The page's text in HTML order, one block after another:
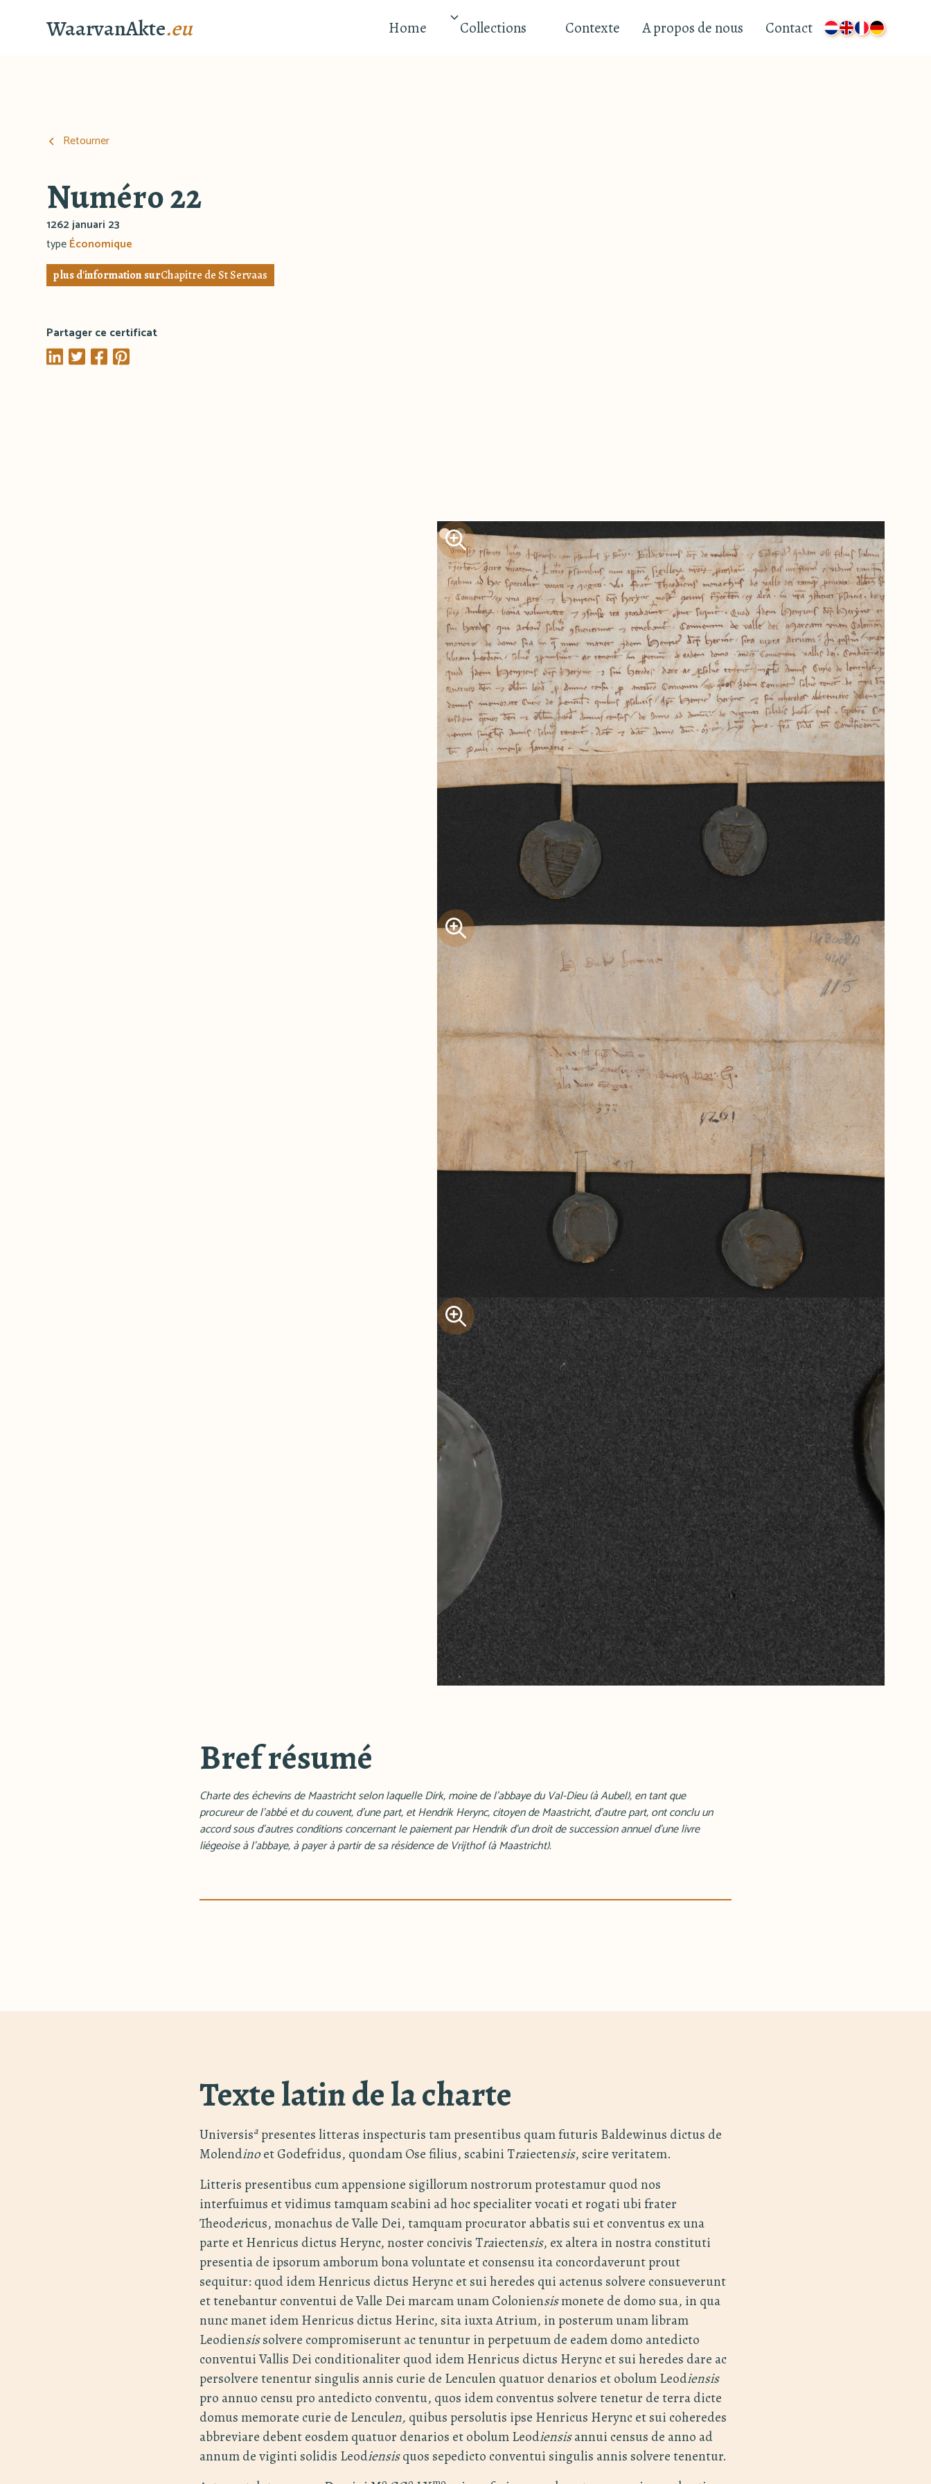
WaarvanAkte.eu Home Collections Contexte A propos de nous Contact
Retourner
Numéro 22
1262 januari 23
typeÉconomique
plus d'information surChapitre de St Servaas
Partager ce certificat
Bref résumé
Charte des échevins de Maastricht selon laquelle Dirk, moine de l'abbaye du Val-Dieu (à Aubel), en tant que
procureur de l'abbé et du couvent, d'une part, et Hendrik Herync, citoyen de Maastricht, d'autre part, ont conclu un
accord sous d'autres conditions concernant le paiement par Hendrik d'un droit de succession annuel d'une livre
liégeoise à l'abbaye, à payer à partir de sa résidence de Vrijthof (à Maastricht).
Texte latin de la charte
Universisa presentes litteras inspecturis tam presentibus quam futuris Baldewinus dictus de
Molendinoet Godefridus, quondam Ose filius, scabini Traiectensis, scire veritatem.
Litteris presentibus cum appensione sigillorum nostrorum protestamur quod nos
interfuimus et vidimus tamquam scabini ad hoc specialiter vocati et rogati ubi frater
Theodericus, monachus de Valle Dei, tamquam procurator abbatis sui et conventus ex una
parte et Henricus dictus Herync, noster concivis Traiectensis, ex altera in nostra constituti
presentia de ipsorum amborum bona voluntate et consensu ita concordaverunt prout
sequitur: quod idem Henricus dictus Herync et sui heredes qui actenus solvere consueverunt
et tenebantur conventui de Valle Dei marcam unam Coloniensismonete de domo sua, in qua
nunc manet idem Henricus dictus Herinc, sita iuxta Atrium, in posterum unam libram
Leodiensissolvere compromiserunt ac tenuntur in perpetuum de eadem domo antedicto
conventui Vallis Dei conditionaliter quod idem Henricus dictus Herync et sui heredes dare ac
persolvere tenentur singulis annis curie de Lenculen quatuor denarios et obolum Leodiensis
pro annuo censu pro antedicto conventu, quos idem conventus solvere tenetur de terra dicte
domus memorate curie de Lenculen, quibus persolutis ipse Henricus Herync et sui coheredes
abbreviare debent eosdem quatuor denarios et obolum Leodiensisannui census de anno ad
annum de viginti solidis Leodiensisquos sepedicto conventui singulis annis solvere tenentur.